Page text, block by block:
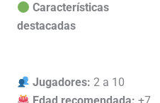
Características
destacadas
Jugadores: 2 a 10